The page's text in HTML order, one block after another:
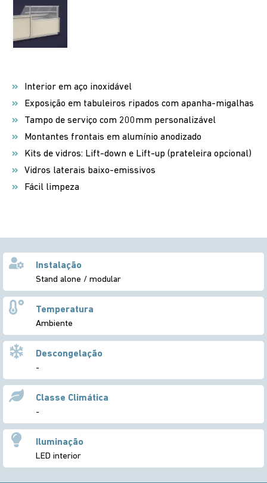
Interior em aço inoxidável
Exposição em tabuleiros ripados com apanha-migalhas
Tampo de serviço com 200mm personalizável
Montantes frontais em alumínio anodizado
Kits de vidros: Lift-down e Lift-up (prateleira opcional)
Vidros laterais baixo-emissivos
Fácil limpeza
Instalação
Stand alone / modular
Temperatura
Ambiente
Descongelação
-
Classe Climática
-
Iluminação
LED interior